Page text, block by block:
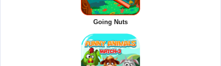
Going Nuts